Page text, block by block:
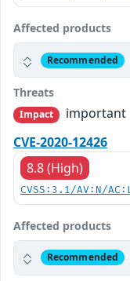
Affected products
Recommended
Threats
Impact
important
CVE-2020-12426
8.8 (High)
CVSS:3.1/AV:N/
Affected products
Recommended